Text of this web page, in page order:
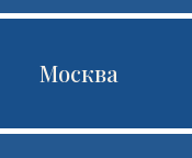
Москва